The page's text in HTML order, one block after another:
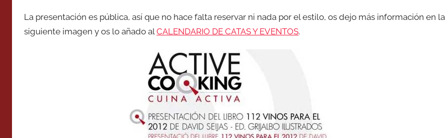
La presentación es pública, así que no hace falta reservar ni nada por el estilo, os dejo más información en la
siguiente imagen y os lo añado al CALENDARIO DE CATAS Y EVENTOS.